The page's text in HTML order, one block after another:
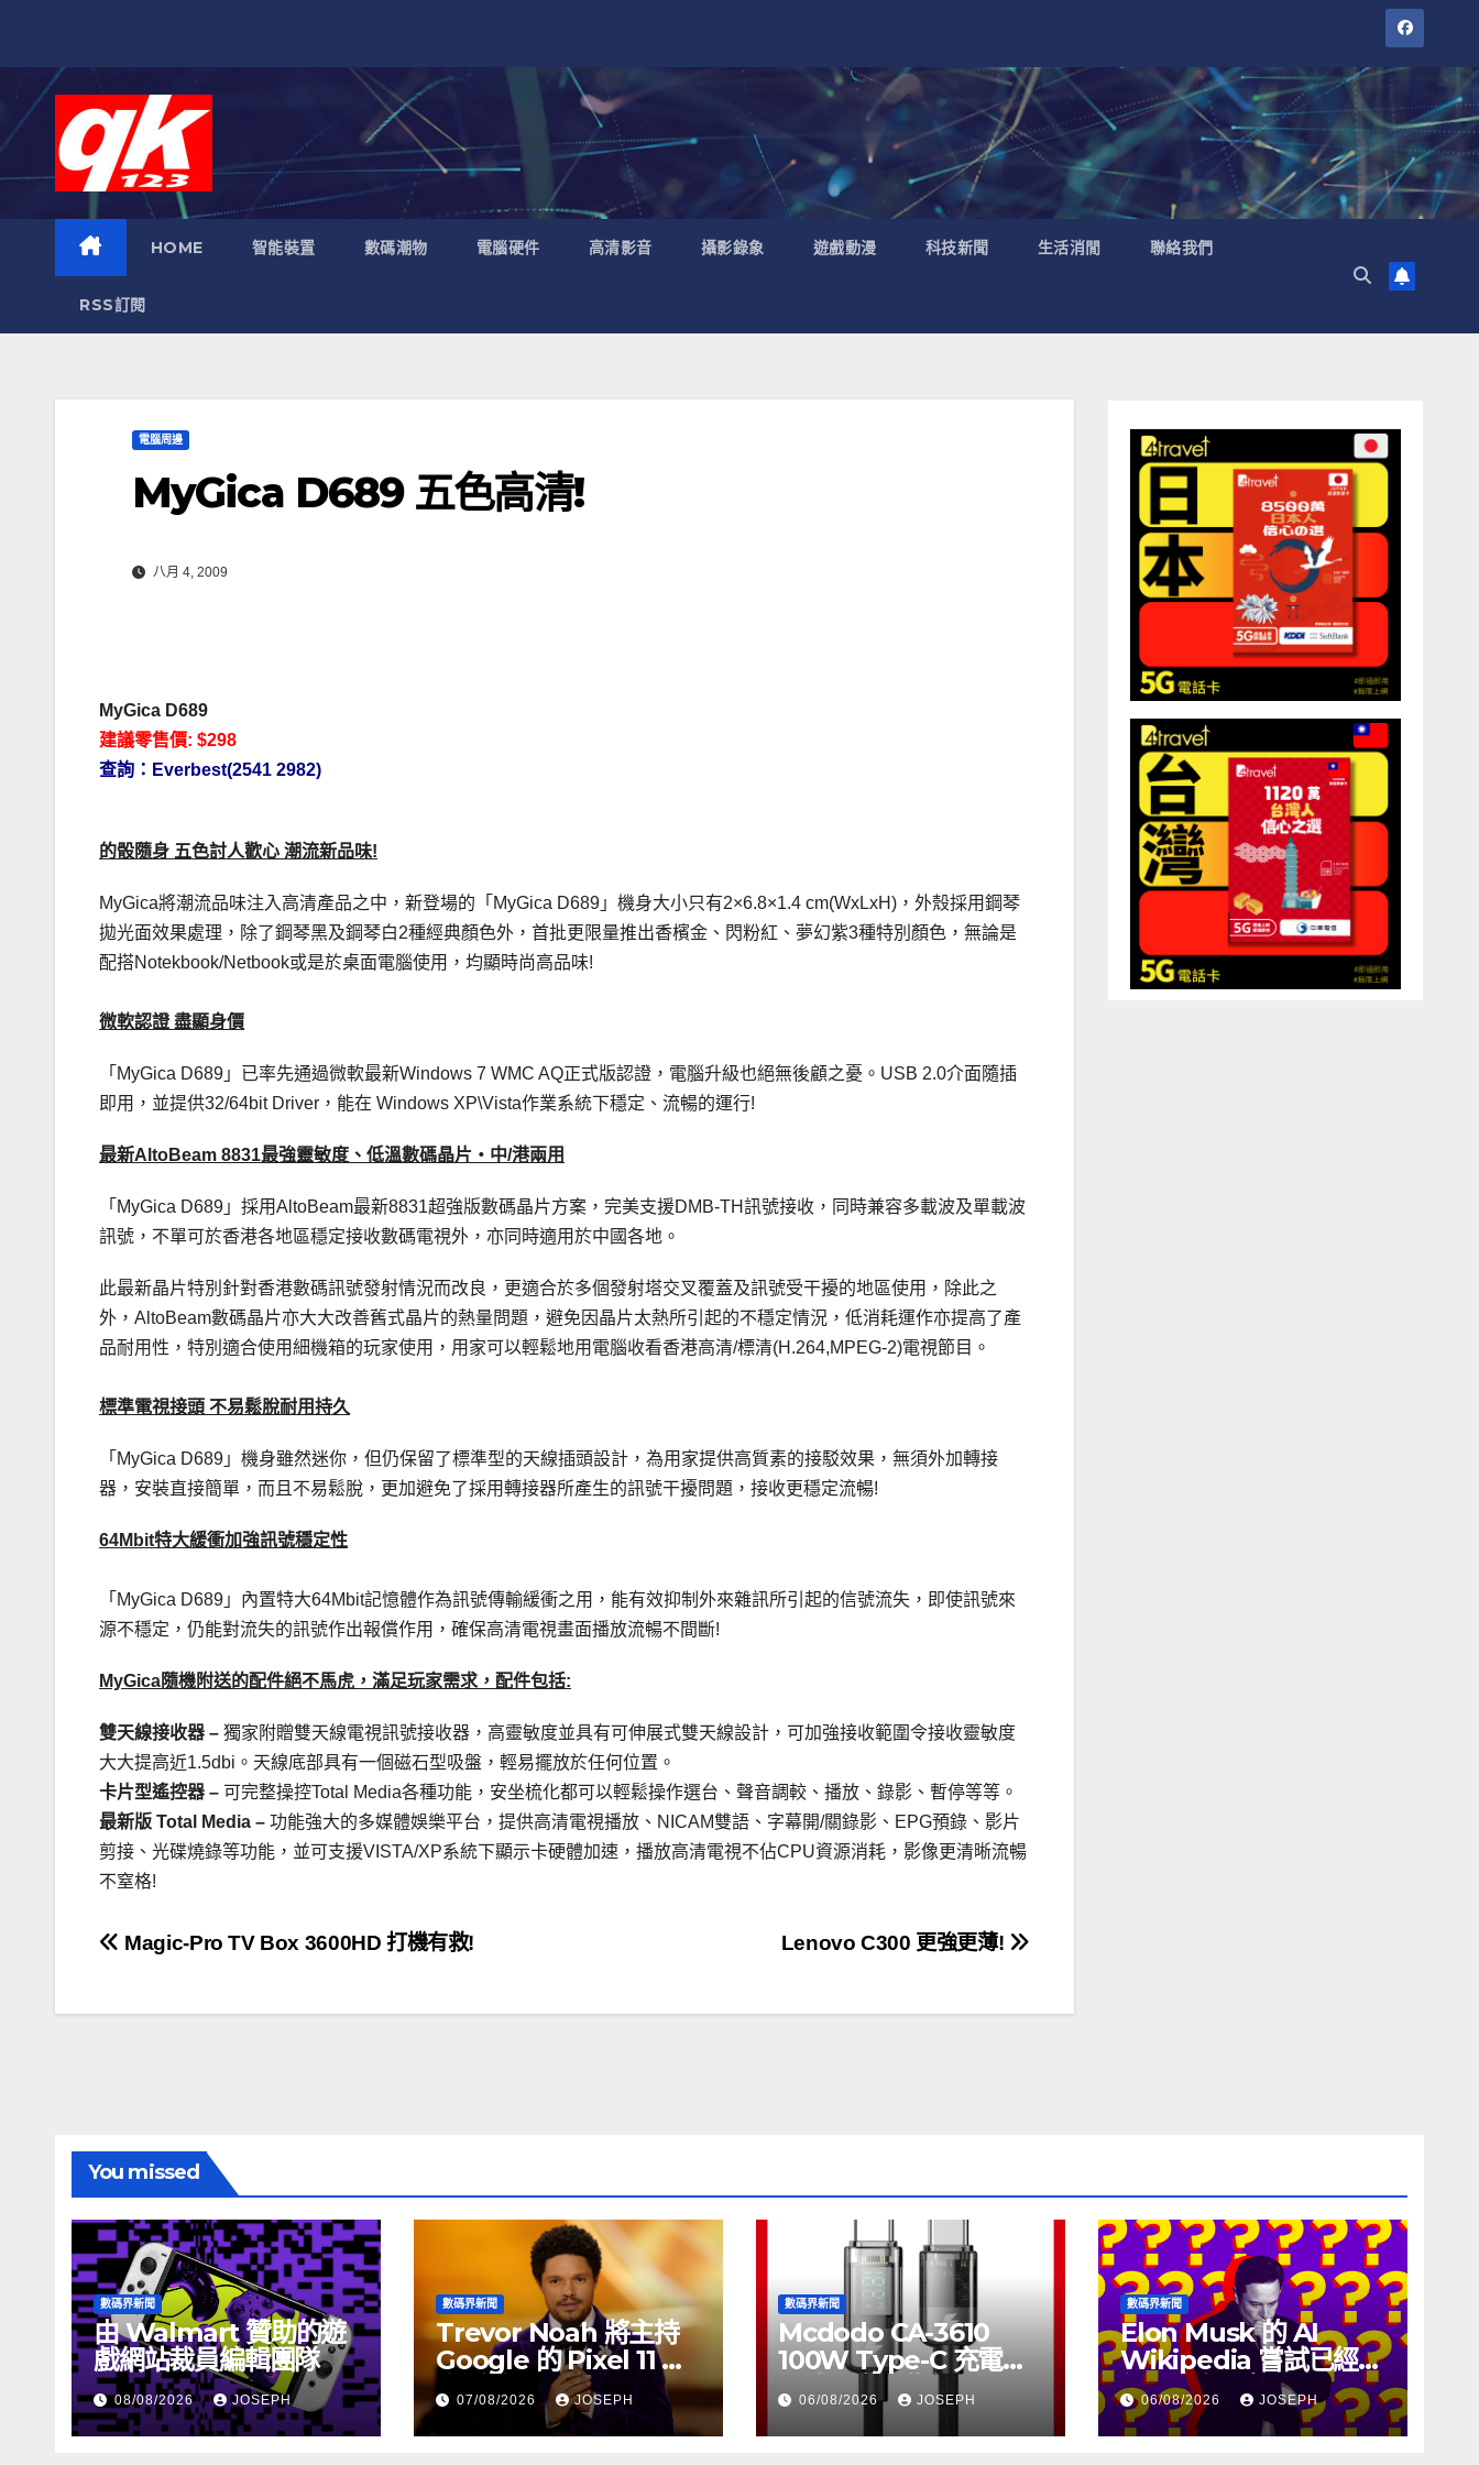
HOME 智能裝置 數碼潮物 電腦硬件 高清影音 攝影錄象 遊戲動漫 科技新聞 生活消閒 聯絡我們
RSS訂閱
電腦周邊
MyGica D689 五色高清!
八月 4, 2009
MyGica D689
建議零售價: $298
查詢：Everbest(2541 2982)
的骰隨身 五色討人歡心 潮流新品味!
MyGica將潮流品味注入高清產品之中，新登場的「MyGica D689」機身大小只有2×6.8×1.4 cm(WxLxH)，外殼採用鋼琴
拋光面效果處理，除了鋼琴黑及鋼琴白2種經典顏色外，首批更限量推出香檳金、閃粉紅、夢幻紫3種特別顏色，無論是
配搭Notekbook/Netbook或是於桌面電腦使用，均顯時尚高品味!
微軟認證 盡顯身價
「MyGica D689」已率先通過微軟最新Windows 7 WMC AQ正式版認證，電腦升級也絕無後顧之憂。USB 2.0介面隨插
即用，並提供32/64bit Driver，能在 Windows XP\Vista作業系統下穩定、流暢的運行!
最新AltoBeam 8831最強靈敏度、低溫數碼晶片‧中/港兩用
「MyGica D689」採用AltoBeam最新8831超強版數碼晶片方案，完美支援DMB-TH訊號接收，同時兼容多載波及單載波
訊號，不單可於香港各地區穩定接收數碼電視外，亦同時適用於中國各地。
此最新晶片特別針對香港數碼訊號發射情況而改良，更適合於多個發射塔交叉覆蓋及訊號受干擾的地區使用，除此之
外，AltoBeam數碼晶片亦大大改善舊式晶片的熱量問題，避免因晶片太熱所引起的不穩定情況，低消耗運作亦提高了產
品耐用性，特別適合使用細機箱的玩家使用，用家可以輕鬆地用電腦收看香港高清/標清(H.264,MPEG-2)電視節目。
標準電視接頭 不易鬆脫耐用持久
「MyGica D689」機身雖然迷你，但仍保留了標準型的天線插頭設計，為用家提供高質素的接駁效果，無須外加轉接
器，安裝直接簡單，而且不易鬆脫，更加避免了採用轉接器所產生的訊號干擾問題，接收更穩定流暢!
64Mbit特大緩衝加強訊號穩定性
「MyGica D689」內置特大64Mbit記憶體作為訊號傳輸緩衝之用，能有效抑制外來雜訊所引起的信號流失，即使訊號來
源不穩定，仍能對流失的訊號作出報償作用，確保高清電視畫面播放流暢不間斷!
MyGica隨機附送的配件絕不馬虎，滿足玩家需求，配件包括:
雙天線接收器 – 獨家附贈雙天線電視訊號接收器，高靈敏度並具有可伸展式雙天線設計，可加強接收範圍令接收靈敏度
大大提高近1.5dbi。天線底部具有一個磁石型吸盤，輕易擺放於任何位置。
卡片型遙控器 – 可完整操控Total Media各種功能，安坐梳化都可以輕鬆操作選台、聲音調較、播放、錄影、暫停等等。
最新版 Total Media – 功能強大的多媒體娛樂平台，提供高清電視播放、NICAM雙語、字幕開/關錄影、EPG預錄、影片
剪接、光碟燒錄等功能，並可支援VISTA/XP系統下顯示卡硬體加速，播放高清電視不佔CPU資源消耗，影像更清晰流暢
不窒格!
文
Lenovo C300 更強更薄!
Magic-Pro TV Box 3600HD 打機有救!
You missed
數碼界新聞
由 Walmart 贊助的遊
戲網站裁員編輯團隊
08/08/2026 JOSEPH
數碼界新聞
Trevor Noah 將主持
Google 的 Pixel 11 推
介活動
07/08/2026 JOSEPH
數碼界新聞
Mcdodo CA-3610
100W Type-C 充電線
正式上市，售價
HK$115
06/08/2026 JOSEPH
數碼界新聞
Elon Musk 的 AI
Wikipedia 嘗試已經幾
個月沒有更新了
06/08/2026 JOSEPH